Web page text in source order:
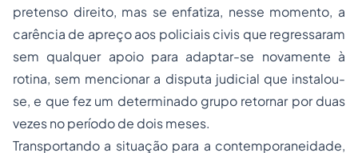
pretenso direito, mas se enfatiza, nesse momento, a
carência de apreço aos policiais civis que regressaram
sem qualquer apoio para adaptar-se novamente à
rotina, sem mencionar a disputa judicial que instalou-
se, e que fez um determinado grupo retornar por duas
vezes no período de dois meses.
Transportando a situação para a contemporaneidade,